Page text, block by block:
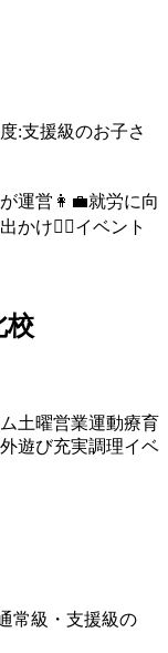
:支援級のお子さ
運営👩‍💼就労に向
かけ🚶‍♀️イベント
校
土曜営業運動療育
外遊び充実調理イベ
常級・支援級の